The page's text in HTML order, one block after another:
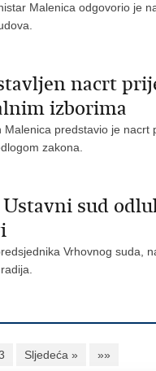
Malenica odgovorio je
nacrt
izborima
predstavio je nacrt
zakona.
sud
Vrhovnog suda,
Sljedeća » »»